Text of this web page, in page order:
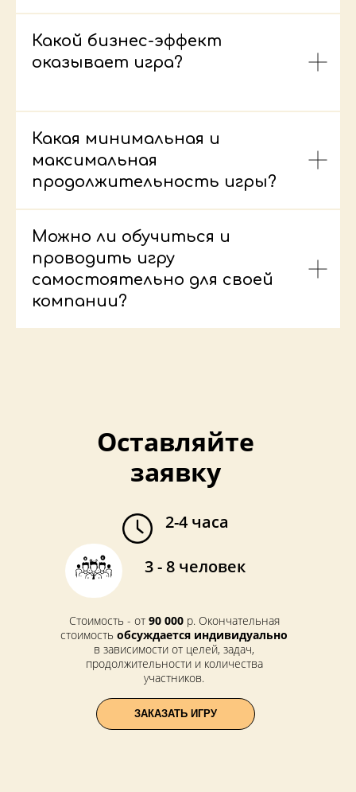
Какой бизнес-эффект
оказывает игра?
Какая минимальная и
максимальная
продолжительность игры?
Можно ли обучиться и
проводить игру
самостоятельно для своей
компании?
Оставляйте
заявку
ЗАКАЗАТЬ ИГРУ
2-4 часа
3 - 8 человек
Стоимость - от 90 000р. Окончательная
стоимость обсуждается индивидуально
в зависимости от целей, задач,
продолжительности и количества
участников.